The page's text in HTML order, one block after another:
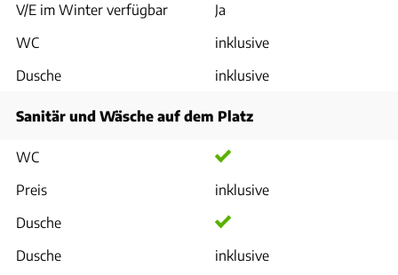
V/E im Winter verfügbar
Ja
WC
inklusive
Dusche
inklusive
Sanitär und Wäsche auf dem Platz
WC
Preis
inklusive
Dusche
Dusche
inklusive